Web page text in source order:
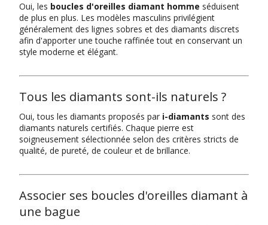
Oui, les boucles d'oreilles diamant homme séduisent
de plus en plus. Les modèles masculins privilégient
généralement des lignes sobres et des diamants discrets
afin d'apporter une touche raffinée tout en conservant un
style moderne et élégant.
Tous les diamants sont-ils naturels ?
Oui, tous les diamants proposés par i-diamants sont des
diamants naturels certifiés. Chaque pierre est
soigneusement sélectionnée selon des critères stricts de
qualité, de pureté, de couleur et de brillance.
Associer ses boucles d'oreilles diamant à
une bague